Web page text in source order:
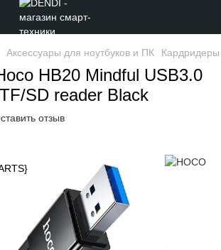
Аксессуары для ноутбуков и ПК
HB20 Mindful USB3.0
SD reader Black
отзыв